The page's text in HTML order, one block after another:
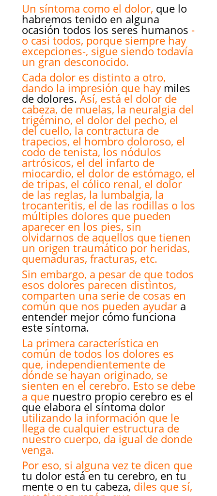
Un síntoma como el dolor, que lo
habremos tenido en alguna
ocasión todos los seres humanos -
o casi todos, porque siempre hay
excepciones-, sigue siendo todavía
un gran desconocido.
Cada dolor es distinto a otro,
dando la impresión que hay miles
de dolores. Así, está el dolor de
cabeza, de muelas, la neuralgia del
trigémino, el dolor del pecho, el
del cuello, la contractura de
trapecios, el hombro doloroso, el
codo de tenista, los nódulos
artrósicos, el del infarto de
miocardio, el dolor de estómago, el
de tripas, el cólico renal, el dolor
de las reglas, la lumbalgia, la
trocanteritis, el de las rodillas o los
múltiples dolores que pueden
aparecer en los pies, sin
olvidarnos de aquellos que tienen
un origen traumático por heridas,
quemaduras, fracturas, etc.
Sin embargo, a pesar de que todos
esos dolores parecen distintos,
comparten una serie de cosas en
común que nos pueden ayudar a
entender mejor cómo funciona
este síntoma.
La primera característica en
común de todos los dolores es
que, independientemente de
dónde se hayan originado, se
sienten en el cerebro. Esto se debe
a que nuestro propio cerebro es el
que elabora el síntoma dolor
utilizando la información que le
llega de cualquier estructura de
nuestro cuerpo, da igual de donde
venga.
Por eso, si alguna vez te dicen que
tu dolor está en tu cerebro, en tu
mente o en tu cabeza, diles que sí,